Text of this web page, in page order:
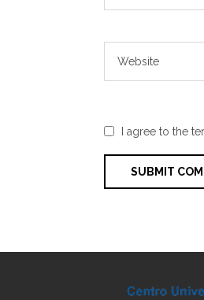
I agree to the